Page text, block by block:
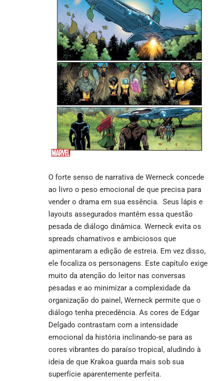
O forte senso de narrativa de Werneck concede
ao livro o peso emocional de que precisa para
vender o drama em sua essência. Seus lápis e
layouts assegurados mantêm essa questão
pesada de diálogo dinâmica. Werneck evita os
spreads chamativos e ambiciosos que
apimentaram a edição de estreia. Em vez disso,
ele focaliza os personagens. Este capítulo exige
muito da atenção do leitor nas conversas
pesadas e ao minimizar a complexidade da
organização do painel, Werneck permite que o
diálogo tenha precedência. As cores de Edgar
Delgado contrastam com a intensidade
emocional da história inclinando-se para as
cores vibrantes do paraíso tropical, aludindo à
ideia de que Krakoa guarda mais sob sua
superfície aparentemente perfeita.